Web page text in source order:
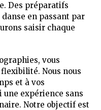
Des préparatifs
en passant par
saisir chaque
vous
Nous nous
et à vos
expérience sans
Notre objectif est